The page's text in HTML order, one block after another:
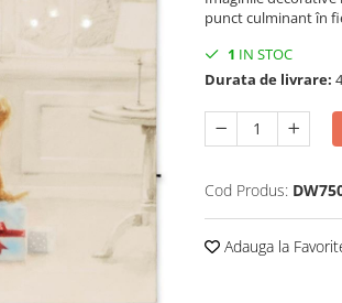
punct culminant în
1 IN STOC
Durata de livrare:
Cod Produs:
Adauga la